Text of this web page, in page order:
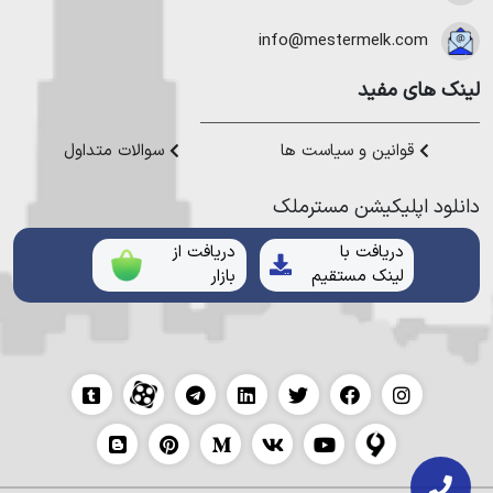
هموطنان عزیز خدمت کنیم.
info@mestermelk.com
لینک های مفید
قوانین و سیاست ها سوالات متداول
دانلود اپلیکیشن مستر‌ملک
دریافت با
لینک مستقیم
دریافت از
بازار